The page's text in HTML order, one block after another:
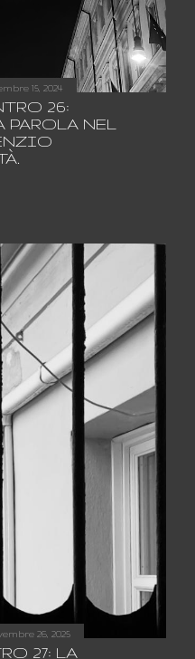
15, 2024
26:
NEL
26, 2025
27: LA